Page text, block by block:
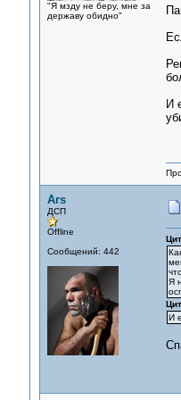
"Я мзду не беру, мне за
державу обидно"
И
Ars
ДСП
Offline
Сообщений: 442
Я
И